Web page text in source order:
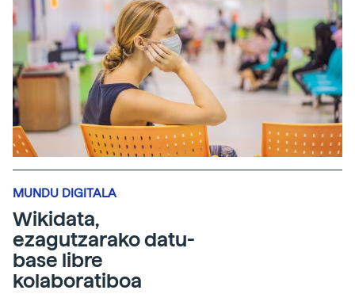
MUNDU DIGITALA
Wikidata,
ezagutzarako datu-
base libre
kolaboratiboa